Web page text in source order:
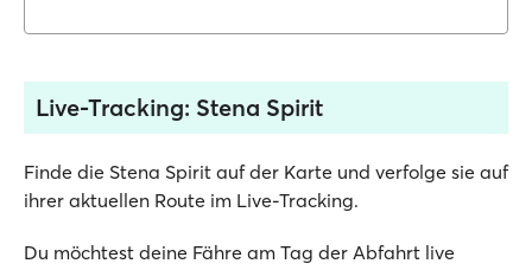
Live-Tracking: Stena Spirit
Finde die Stena Spirit auf der Karte und verfolge sie auf
ihrer aktuellen Route im Live-Tracking.
Du möchtest deine Fähre am Tag der Abfahrt live